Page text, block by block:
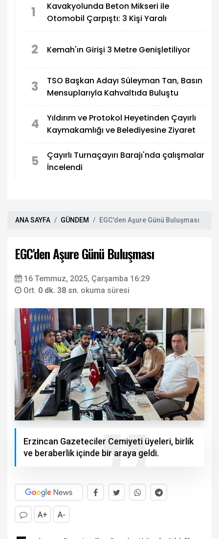
1
Kavakyolunda Beton Mikseri ile
Otomobil Çarpıştı: 3 Kişi Yaralı
2 Kemah'ın Girişi 3 Metre Genişletiliyor
3
TSO Başkan Adayı Süleyman Tan, Basın
Mensuplarıyla Kahvaltıda Buluştu
4
Yıldırım ve Protokol Heyetinden Çayırlı
Kaymakamlığı ve Belediyesine Ziyaret
5
Çayırlı Turnaçayırı Barajı'nda çalışmalar
İncelendi
ANA SAYFA GÜNDEM EGC'den Aşure Günü Buluşması
EGC'den Aşure Günü Buluşması
16 Temmuz, 2025, Çarşamba 16:29
Ort. 0 dk. 38 sn. okuma süresi
Erzincan Gazeteciler Cemiyeti üyeleri, birlik
ve beraberlik içinde bir araya geldi.
A+ A-